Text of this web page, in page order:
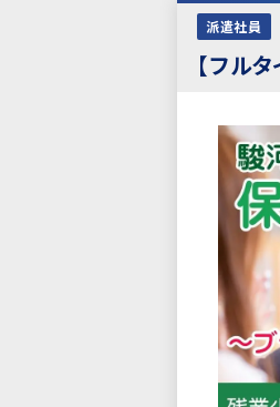
派遣社員
【フル